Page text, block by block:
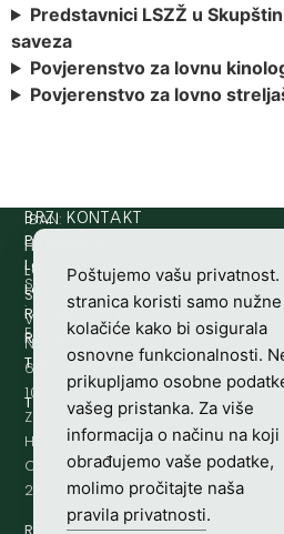
Predstavnici LSZŽ u
saveza
Povjerenstvo za lovnu
Povjerenstvo za lovno
HRVATSKI
LOVAČKI
SAVEZ
Vladimira
Nazora
63
10000
Zagreb,
Hrvatska
OIB-
28817560444
IBAN:
HR8124020061100501497
SWIFT/BIC
:
ESBCHR22
BRZI KONTAKT
Prijava štete:
Lovne iskaznice:
@acinzaksi
Lovno osposobljavanje:
@ofni
Redakcija/ digitalni mediji:
Računovodstvo: @ovtsdovonucar
Tajništvo:
rh.sl
@slh
Telefon: +385 (0)1 48 34 560
Poštujemo vašu privatnost.
stranica koristi samo nužne
kolačiće kako bi osigurala
osnovne funkcionalnosti.
prikupljamo osobne
vašeg pristanka. Za više
informacija o načinu na koji
obrađujemo vaše podatke,
molimo pročitajte naša
pravila privatnosti.